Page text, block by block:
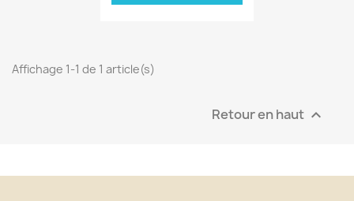
Affichage 1-1 de 1 article(s)
Retour en haut 